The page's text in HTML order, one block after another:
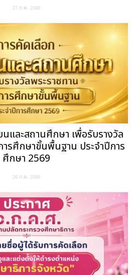
27 ก.ค. 2569
และสถานศึกษา เพื่อรับรางวัล
ารศึกษาขั้นพื้นฐาน ประจำปีการ
ศึกษา 2569
26 ก.ค. 2569